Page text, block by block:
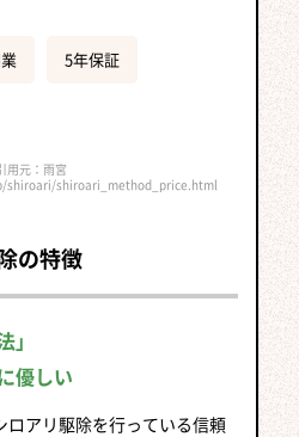
5年保証
用元：雨宮
shiroari/shiroari_method_price.html
の特徴
優しい
ロアリ駆除を行っている信頼